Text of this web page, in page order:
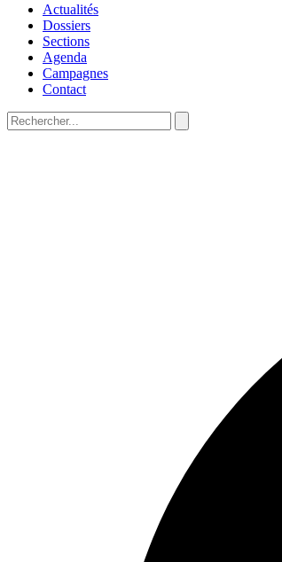
Actualités
Dossiers
Sections
Agenda
Campagnes
Contact